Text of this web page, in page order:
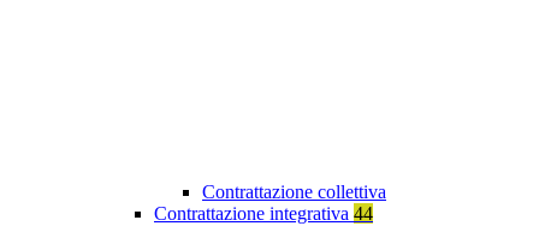
Contrattazione collettiva
Contrattazione integrativa 44